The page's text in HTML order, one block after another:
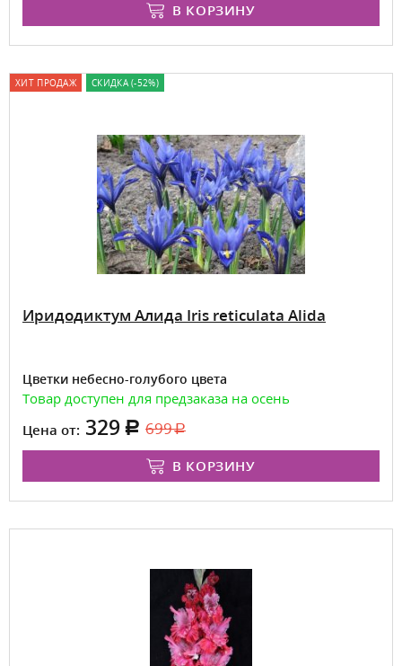
В КОРЗИНУ
ХИТ ПРОДАЖ СКИДКА (-52%)
Иридодиктум Алида Iris reticulata Alida
Цветки небесно-голубого цвета
Товар доступен для предзаказа на осень
Цена от: 329 699
В КОРЗИНУ